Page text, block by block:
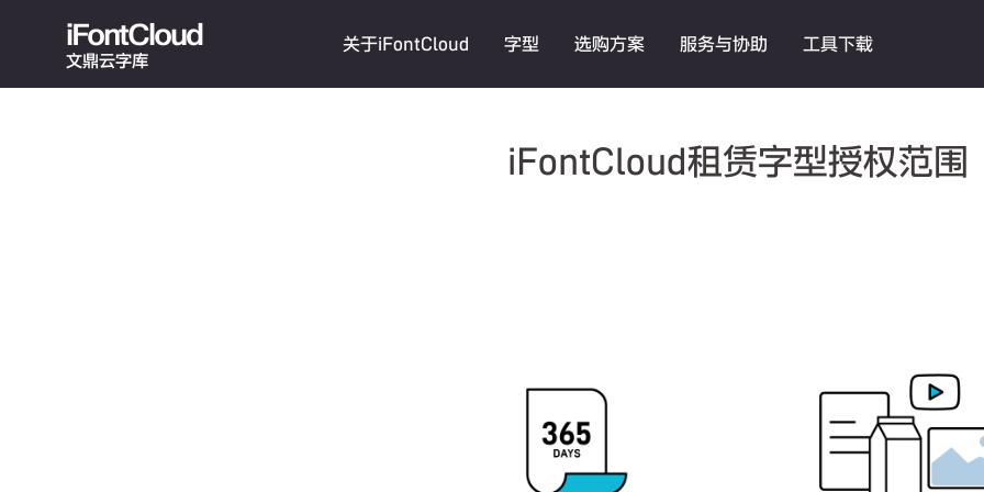
iFontCloud
文鼎云字库
关于iFontCloud 字型 选购方案 服务与协助 工具下载
iFontCloud租赁字型授权范围